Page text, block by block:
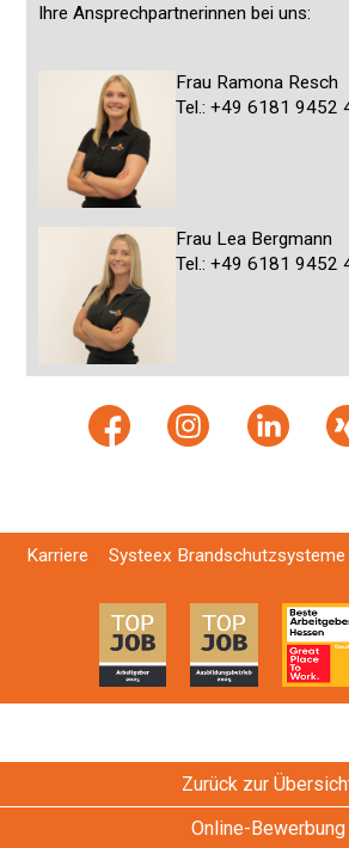
Ihre Ansprechpartnerinnen bei uns:
Frau Ramona Resch
Tel.: +49 6181 9452
Frau Lea Bergmann
Tel.: +49 6181 9452
Karriere Systeex Brandschutzsysteme
Zurück zur
Online-Bewerbung